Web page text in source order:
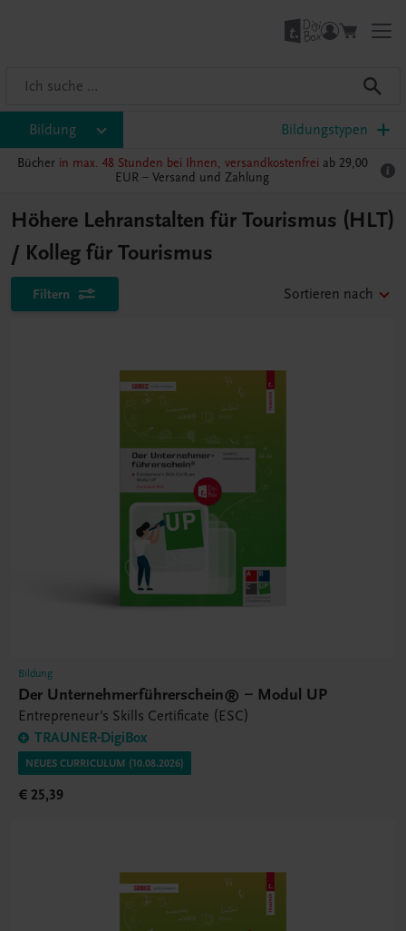
Bildung Bildungstypen
Bücher in max. 48 Stunden bei Ihnen, versandkostenfrei ab 29,00
EUR – Versand und Zahlung
Höhere Lehranstalten für Tourismus (HLT)
/ Kolleg für Tourismus
Filtern Sortieren nach
Bildung
Der Unternehmerführerschein® – Modul UP
Entrepreneur's Skills Certificate (ESC)
TRAUNER-DigiBox
NEUES CURRICULUM (10.08.2026)
€ 25,39